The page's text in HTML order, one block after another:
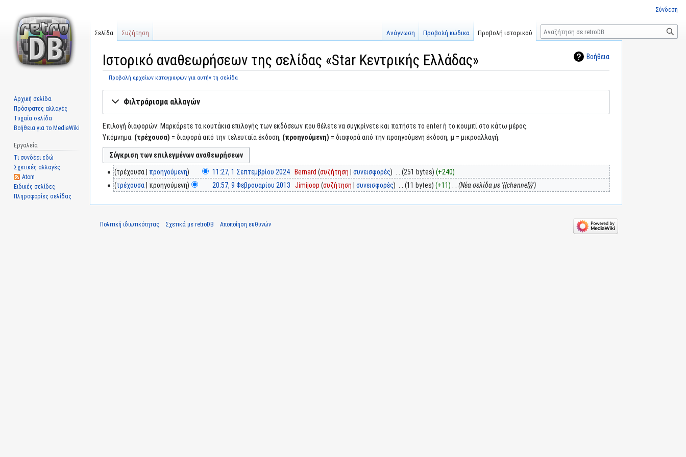
Βοήθεια
Ιστορικό αναθεωρήσεων της σελίδας «Star Κεντρικής Ελλάδας»
Προβολή αρχείων καταγραφών για αυτήν τη σελίδα
στην
στην
Φιλτράρισμα αλλαγών
Επιλογή διαφορών: Μαρκάρετε τα κουτάκια επιλογής των εκδόσεων που θέλετε να συγκρίνετε και πατήστε το enter ή το κουμπί στο κάτω μέρος.
Υπόμνημα: (τρέχουσα) = διαφορά από την τελευταία έκδοση, (προηγούμενη) = διαφορά από την προηγούμενη έκδοση, μ = μικροαλλαγή.
τρέχουσα προηγούμενη 11:27, 1 Σεπτεμβρίου 2024 Bernard συζήτηση συνεισφορές 251 bytes
+240
τρέχουσα
προηγούμενη 20:57, 9 Φεβρουαρίου 2013 Jimijoop συζήτηση συνεισφορές 11 bytes +11 Νέα σελίδα με '{{channel}}'
Σύνδεση
Σελίδα Συζήτηση Ανάγνωση Προβολή κώδικα Προβολή ιστορικού
Αναζήτηση
Αρχική σελίδα
Πρόσφατες αλλαγές
Τυχαία σελίδα
Βοήθεια για το MediaWiki
Εργαλεία
Τι συνδέει εδώ
Σχετικές αλλαγές
Atom
Ειδικές σελίδες
Πληροφορίες σελίδας
Πολιτική ιδιωτικότητας Σχετικά με retroDB Αποποίηση ευθυνών